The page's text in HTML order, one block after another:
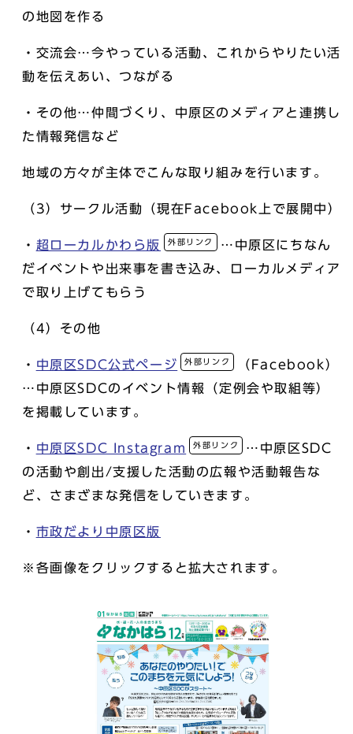
の地図を作る
・交流会…今やっている活動、これからやりたい活
動を伝えあい、つながる
・その他…仲間づくり、中原区のメディアと連携し
た情報発信など
地域の方々が主体でこんな取り組みを行います。
（3）サークル活動（現在Facebook上で展開中）
・ 超ローカルかわら版 外部リンク
…中原区にちなん
だイベントや出来事を書き込み、ローカルメディア
で取り上げてもらう
（4）その他
・ 中原区SDC公式ページ 外部リンク
（Facebook）
…中原区SDCのイベント情報（定例会や取組等）
を掲載しています。
・ 中原区SDC Instagram 外部リンク
…中原区SDC
の活動や創出/支援した活動の広報や活動報告な
ど、さまざまな発信をしていきます。
・ 市政だより中原区版
※各画像をクリックすると拡大されます。